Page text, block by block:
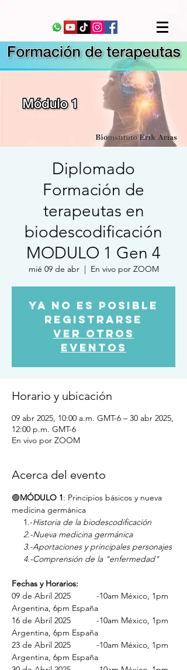
Diplomado
Formación de
terapeutas en
biodescodificación
MODULO 1 Gen 4
mié 09 de abr
  |
En vivo por ZOOM
Ya no es posible
registrarse
Ver otros
eventos
Horario y ubicación
09 abr 2025, 10:00 a.m. GMT-6 – 30 abr 2025,
12:00 p.m. GMT-6
En vivo por ZOOM
Acerca del evento
🟢MÓDULO 1: Principios básicos y nueva
medicina germánica
1.-Historia de la biodescodificación
2.-Nueva medicina germánica
3.-Aportaciones y principales personajes
4.-Comprensión de la "enfermedad"
Fechas y Horarios:
09 de Abril 2025           -10am México, 1pm
Argentina, 6pm España
16 de Abril 2025           -10am México, 1pm
Argentina, 6pm España
23 de Abril 2025           -10am México, 1pm
Argentina, 6pm España